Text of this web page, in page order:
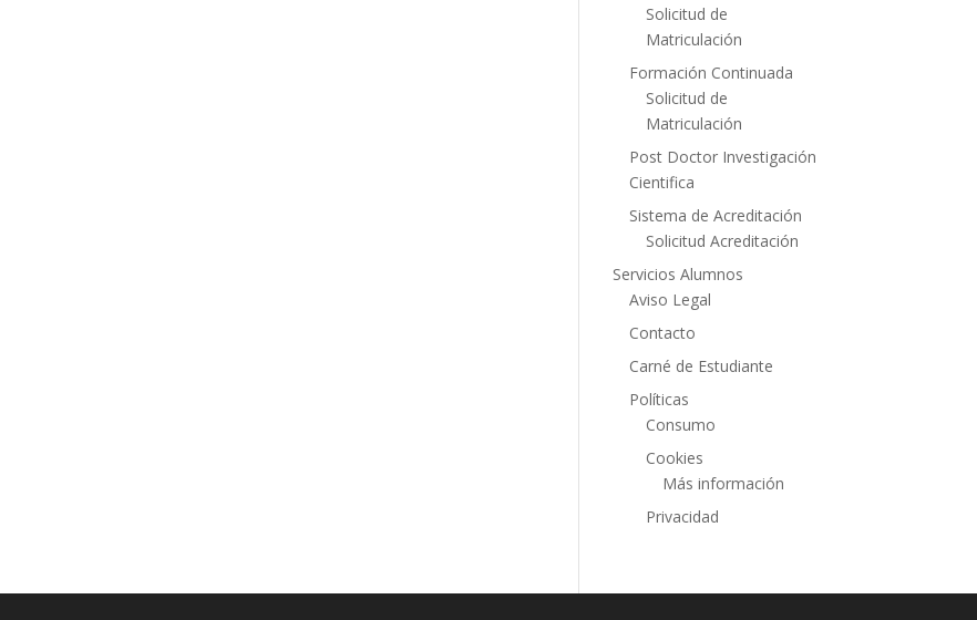
Solicitud de
Matriculación
Formación Continuada
Solicitud de
Matriculación
Post Doctor Investigación
Cientifica
Sistema de Acreditación
Solicitud Acreditación
Servicios Alumnos
Aviso Legal
Contacto
Carné de Estudiante
Políticas
Consumo
Cookies
Más información
Privacidad